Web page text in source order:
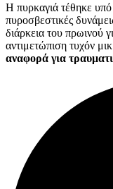
Η πυρκαγιά τέθηκε
πυροσβεστικές
διάρκεια του πρωινού
αντιμετώπιση τυχόν
αναφορά για